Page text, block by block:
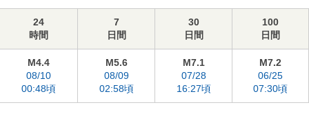
24
時間
7
日間
30
日間
100
日間
M4.4
08/10
00:48頃
M5.6
08/09
02:58頃
M7.1
07/28
16:27頃
M7.2
06/25
07:30頃